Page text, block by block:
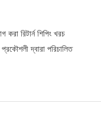
করা রিটার্ন শিপিং খরচ
দ্বারা পরিচালিত